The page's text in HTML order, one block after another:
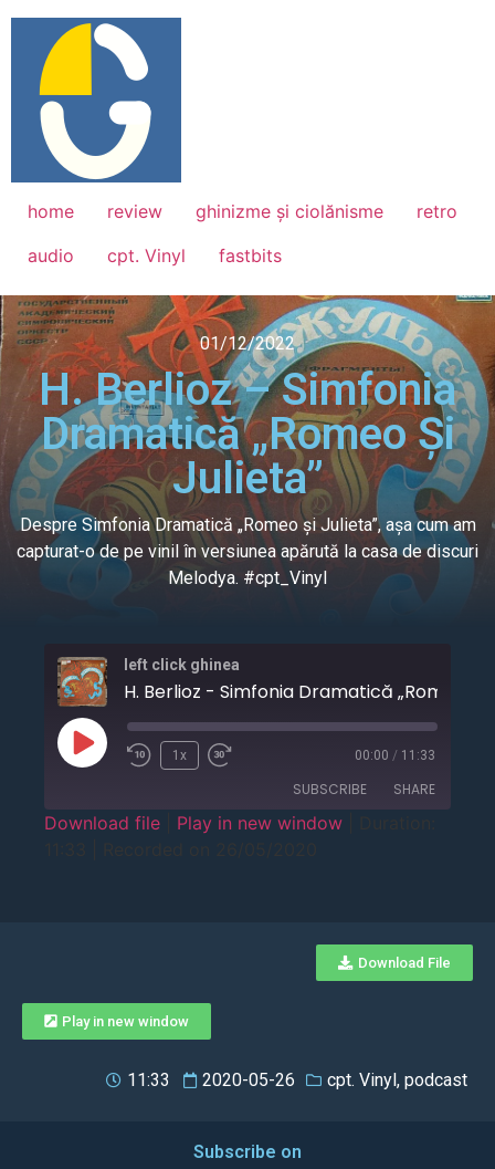
home review ghinizme și ciolănisme
retro
audio
cpt. Vinyl fastbits
01/12/2022
H. Berlioz – Simfonia
Dramatică „Romeo Și
Julieta”
Despre Simfonia Dramatică „Romeo și Julieta”, așa cum am
capturat-o de pe vinil în versiunea apărută la casa de discuri
Melodya. #cpt_Vinyl
left click ghinea
1x 00:00 / 11:33
SUBSCRIBE SHARE
Download file Play in new window
Download File
Play in new window
11:33 2020-05-26 cpt. Vinyl , podcast
Subscribe on